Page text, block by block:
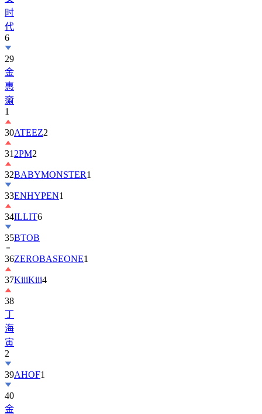
代
6
29
金
惠
奫
1
30
312PM2
32 BABYMONSTER
33ENHYPEN1
34ILLIT6
35BTOB
36ZEROBASEONE
37KiiiKiii4
38
丁
海
寅
2
39
40
金
智